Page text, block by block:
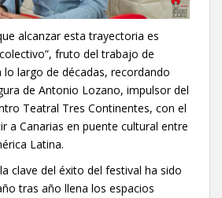
alcanzar esta trayectoria es
fruto del trabajo de
lo largo de décadas, recordando
de Antonio Lozano, impulsor del
Teatral Tres Continentes, con el
a Canarias en puente cultural entre
Latina.
clave del éxito del festival ha sido
tras año llena los espacios